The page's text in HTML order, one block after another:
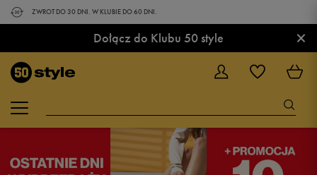
ZWROT DO 30 DNI. W KLUBIE DO 60 DNI.
Dołącz do Klubu 50 style ×